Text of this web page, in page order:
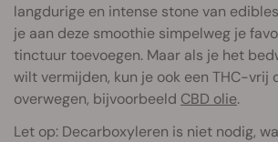
langdurige en intense stone van
je aan deze smoothie simpelweg je
tinctuur toevoegen. Maar als je het
wilt vermijden, kun je ook een THC-vrij
overwegen, bijvoorbeeld CBD olie.
Let op: Decarboxyleren is niet nodig,